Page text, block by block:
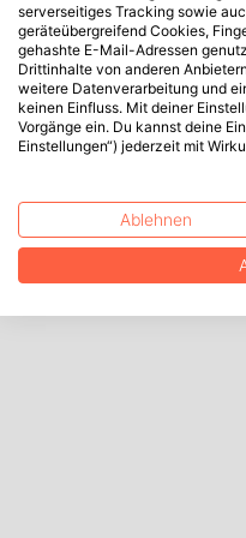
serverseitiges Tracking sowie
geräteübergreifend Cookies,
gehashte E-Mail-Adressen
Drittinhalte von anderen
weitere Datenverarbeitung und
keinen Einfluss. Mit deiner
Vorgänge ein. Du kannst deine
Einstellungen“) jederzeit mit
Ablehnen